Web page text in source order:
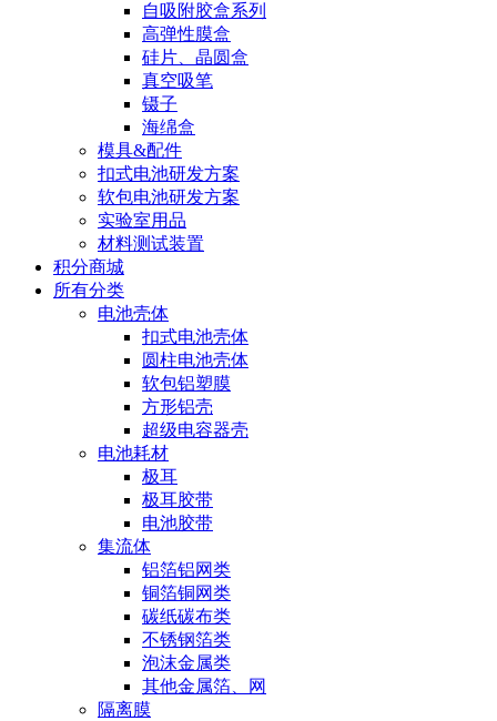
自吸附胶盒系列
高弹性膜盒
硅片、晶圆盒
真空吸笔
镊子
海绵盒
模具&配件
扣式电池研发方案
软包电池研发方案
实验室用品
材料测试装置
积分商城
所有分类
电池壳体
扣式电池壳体
圆柱电池壳体
软包铝塑膜
方形铝壳
超级电容器壳
电池耗材
极耳
极耳胶带
电池胶带
集流体
铝箔铝网类
铜箔铜网类
碳纸碳布类
不锈钢箔类
泡沫金属类
其他金属箔、网
隔离膜